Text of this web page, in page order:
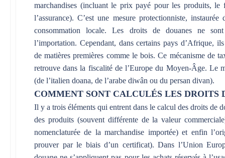
marchandises (incluant le prix payé pour les produits, le
l’assurance). C’est une mesure protectionniste,
consommation locale. Les droits de douanes ne
l’importation. Cependant, dans certains pays d’Afrique,
de matières premières comme le bois. Ce mécanisme de
retrouve dans la fiscalité de l’Europe du Moyen-Âge. Le
(de l’italien doana, de l’arabe diwân ou du persan divan).
COMMENT SONT CALCULÉS LES DROITS
Il y a trois éléments qui entrent dans le calcul des droits de
des produits (souvent différente de la valeur
nomenclaturée de la marchandise importée) et enfin
prouver par le biais d’un certificat). Dans l’Union